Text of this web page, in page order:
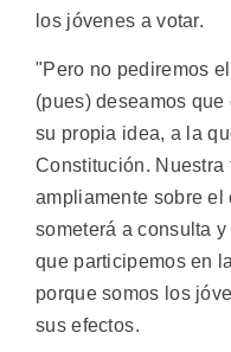
los jóvenes a votar.
"Pero no pediremos
(pues) deseamos
su propia idea, a la
Constitución. Nuestra
ampliamente sobre
someterá a consulta
que participemos en
porque somos los
sus efectos.